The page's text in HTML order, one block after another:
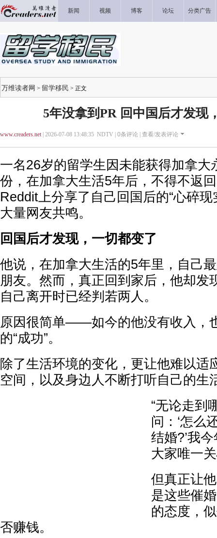
新闻 视频 博客 论坛 分类广告
万维读者网 > 留学移民 > 正文
5年没拿到PR 回中国后才发现
www.creaders.net| 2026-07-08 13:48:35 NDTV | 0条评论 | 查看/发表评论
一名26岁的留学生因未能获得加拿大
份，在加拿大生活5年后，不得不返
Reddit上分享了自己回国后的“心碎
大量网友共鸣。
回国后才发现，一切都变了
他说，在加拿大生活的5年里，自己
朋友。然而，真正回到家后，他却发
自己离开时已经判若两人。
原因很简单——如今的他没有收入，
的“成功”。
除了生活环境的变化，更让他难以适
空间，以及身边人不断打听自己的生
“无论走到
问：‘怎么
结婚?’我
大家唯一
但真正让
是这些催
的态度，
否赚钱。